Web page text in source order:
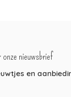
nieuwsbrief
en